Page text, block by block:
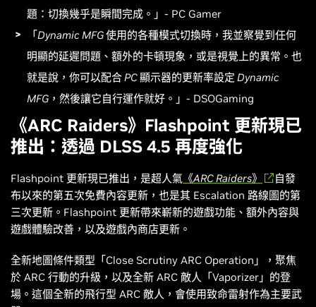
題：切換幾乎是瞬間完成。」 - PC Gamer
「Dynamic MFG 使用的各種模式切換時，我並察覺到任何
明顯的延遲問題、額外的卡頓現象，或是視覺上的異常。也
就是說，你可以配合 PC 顯示器的更新率設定 Dynamic
MFG，然後讓它自行運作就好。」 - DSOGaming
《ARC Raiders》Flashpoint 更新現已
推出：透過 DLSS 4.5 再度強化
Flashpoint 更新現已推出，是超人氣 《ARC Raiders》
自發
布以來的第五次免費內容更新，也是其 Escalation 路線圖的第
三次更新。Flashpoint 更新帶來嶄新的遊戲功能、額外內容與
遊戲體驗改善，以及遊戲內商店更新。
全新地圖條件類型「Close Scrutiny ARC Operation」，聚焦
於 ARC 行動的升級，以及全新 ARC 敵人「Vaporizer」的登
場。這個全新的飛行型 ARC 敵人，會使用致命雷射作為主要武